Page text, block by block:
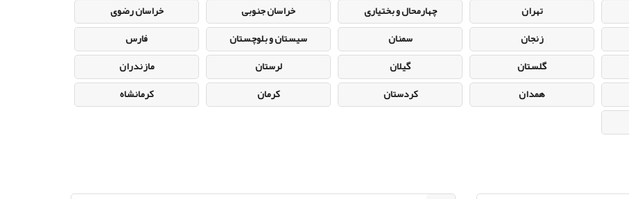
تهران چهارمحال و بختیاری خراسان جنوبی
خراسان رضوی
زنجان سمنان سیستان و بلوچستان
فارس
گلستان گیلان لرستان
مازندران
همدان کردستان کرمان
کرمانشاه